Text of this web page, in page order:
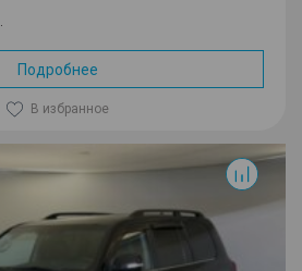
Подробнее
В избранное